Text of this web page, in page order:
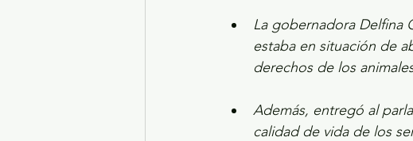
La gobernadora
estaba en situación de
derechos de los
Además, entregó al
calidad de vida de los